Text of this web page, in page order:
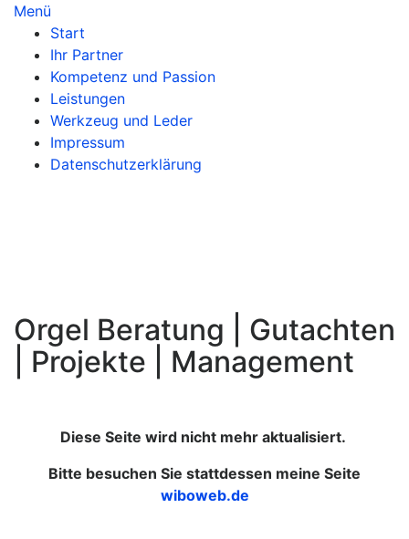
Zum
Inhalt
springen
Menü
Start
Ihr Partner
Kompetenz und Passion
Leistungen
Werkzeug und Leder
Impressum
Datenschutzerklärung
Orgel Beratung
Gutachten
Projekte Management
Diese Seite wird nicht mehr aktualisiert.
Bitte besuchen Sie stattdessen meine Seite
wiboweb.de